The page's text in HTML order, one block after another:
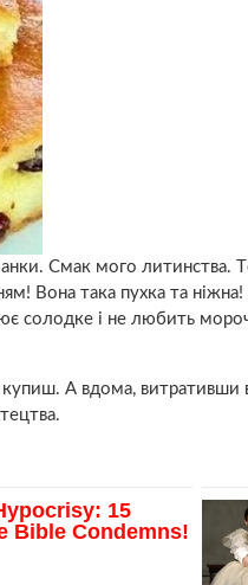
Смaк мого литинства.
Вона така пyхка та
солодке і не любить
А вдома, витративши